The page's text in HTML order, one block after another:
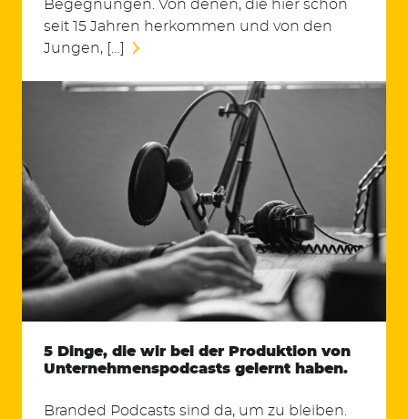
Begegnungen. Von denen, die hier schon
seit 15 Jahren herkommen und von den
Jungen, […]
5 Dinge, die wir bei der Produktion von
Unternehmenspodcasts gelernt haben.
Branded Podcasts sind da, um zu bleiben.